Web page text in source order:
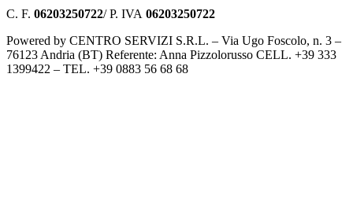
C. F. 06203250722/ P. IVA 06203250722
Powered by CENTRO SERVIZI S.R.L. – Via Ugo Foscolo, n. 3 –
76123 Andria (BT) Referente: Anna Pizzolorusso CELL. +39 333
1399422 – TEL. +39 0883 56 68 68